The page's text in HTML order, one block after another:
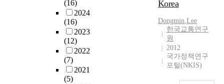
(16)
2024
(16)
2023
(12)
2022
(7)
2021
(5)
Korea
Dongmin,Lee
한국교통연구
원
2012
국가정책연구
포털(NKIS)